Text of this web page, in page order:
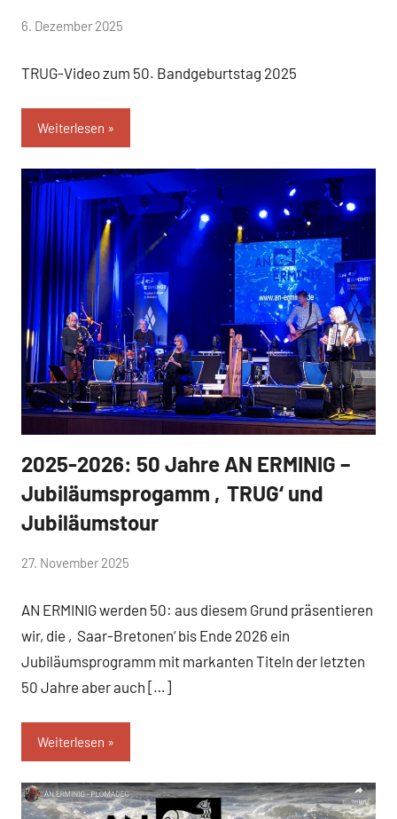
von
6. Dezember 2025
TRUG-Video zum 50. Bandgeburtstag 2025
Weiterlesen
Aktuelles
2025-2026: 50 Jahre AN ERMINIG –
Jubiläumsprogamm ‚TRUG‘ und
Jubiläumstour
von
27. November 2025
AN ERMINIG werden 50: aus diesem Grund präsentieren
wir, die ‚Saar-Bretonen‘ bis Ende 2026 ein
Jubiläumsprogramm mit markanten Titeln der letzten
50 Jahre aber auch […]
Weiterlesen